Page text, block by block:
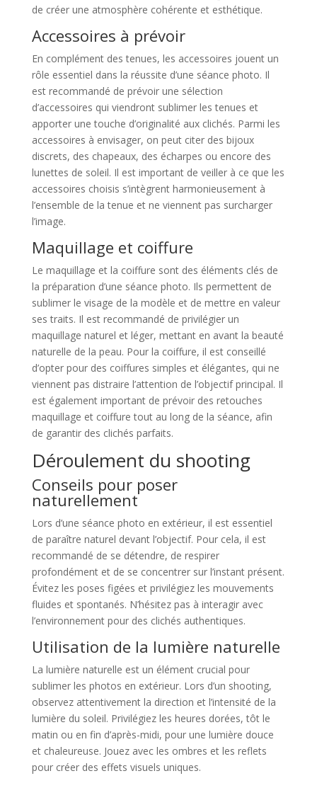
de créer une atmosphère cohérente et esthétique.
Accessoires à prévoir
En complément des tenues, les accessoires jouent un
rôle essentiel dans la réussite d’une séance photo. Il
est recommandé de prévoir une sélection
d’accessoires qui viendront sublimer les tenues et
apporter une touche d’originalité aux clichés. Parmi les
accessoires à envisager, on peut citer des bijoux
discrets, des chapeaux, des écharpes ou encore des
lunettes de soleil. Il est important de veiller à ce que les
accessoires choisis s’intègrent harmonieusement à
l’ensemble de la tenue et ne viennent pas surcharger
l’image.
Maquillage et coiffure
Le maquillage et la coiffure sont des éléments clés de
la préparation d’une séance photo. Ils permettent de
sublimer le visage de la modèle et de mettre en valeur
ses traits. Il est recommandé de privilégier un
maquillage naturel et léger, mettant en avant la beauté
naturelle de la peau. Pour la coiffure, il est conseillé
d’opter pour des coiffures simples et élégantes, qui ne
viennent pas distraire l’attention de l’objectif principal. Il
est également important de prévoir des retouches
maquillage et coiffure tout au long de la séance, afin
de garantir des clichés parfaits.
Déroulement du shooting
Conseils pour poser
naturellement
Lors d’une séance photo en extérieur, il est essentiel
de paraître naturel devant l’objectif. Pour cela, il est
recommandé de se détendre, de respirer
profondément et de se concentrer sur l’instant présent.
Évitez les poses figées et privilégiez les mouvements
fluides et spontanés. N’hésitez pas à interagir avec
l’environnement pour des clichés authentiques.
Utilisation de la lumière naturelle
La lumière naturelle est un élément crucial pour
sublimer les photos en extérieur. Lors d’un shooting,
observez attentivement la direction et l’intensité de la
lumière du soleil. Privilégiez les heures dorées, tôt le
matin ou en fin d’après-midi, pour une lumière douce
et chaleureuse. Jouez avec les ombres et les reflets
pour créer des effets visuels uniques.